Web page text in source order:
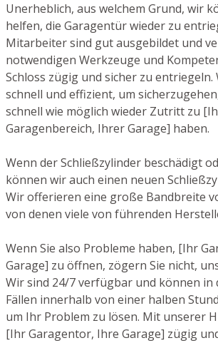
Unerheblich, aus welchem Grund, wir
helfen, die Garagentür wieder zu
Mitarbeiter sind gut ausgebildet und
notwendigen Werkzeuge und
Schloss zügig und sicher zu
schnell und effizient, um
schnell wie möglich wieder Zutritt zu
Garagenbereich, Ihrer Garage] haben.
Wenn der Schließzylinder beschädigt
können wir auch einen neuen
Wir offerieren eine große Bandbreite
von denen viele von führenden
Wenn Sie also Probleme haben, [Ihr
Garage] zu öffnen, zögern Sie nicht,
Wir sind 24/7 verfügbar und können in
Fällen innerhalb von einer halben
um Ihr Problem zu lösen. Mit unserer
[Ihr Garagentor, Ihre Garage] zügig